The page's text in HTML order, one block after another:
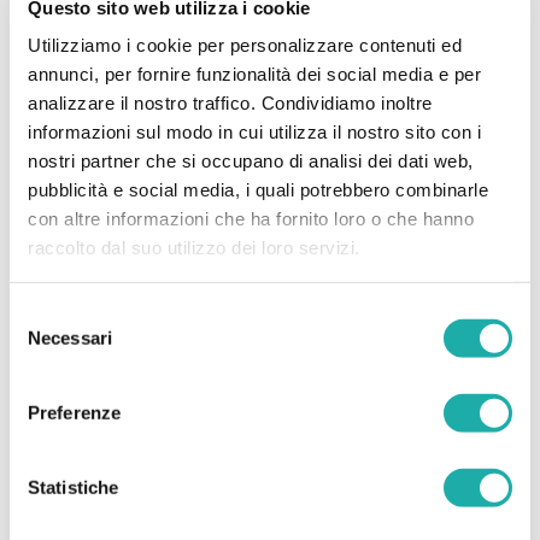
Questo sito web utilizza i cookie
Utilizziamo i cookie per personalizzare contenuti ed
annunci, per fornire funzionalità dei social media e per
analizzare il nostro traffico. Condividiamo inoltre
informazioni sul modo in cui utilizza il nostro sito con i
nostri partner che si occupano di analisi dei dati web,
pubblicità e social media, i quali potrebbero combinarle
con altre informazioni che ha fornito loro o che hanno
raccolto dal suo utilizzo dei loro servizi.
delNecessari
Preferenze
Statistiche
Tout d’abord : pourquoi l’eau ?
700 millions
de personnes. La plupart d’entre eux vivent dans des zones
journée à récupérer cette ressource. Le manque d'eau
potable est un problème du point de vue hygiénique et
femmes et les enfants, qui s'occupent de sa collecte. Le
manque d’éducation adéquate est le premier obstacle à la